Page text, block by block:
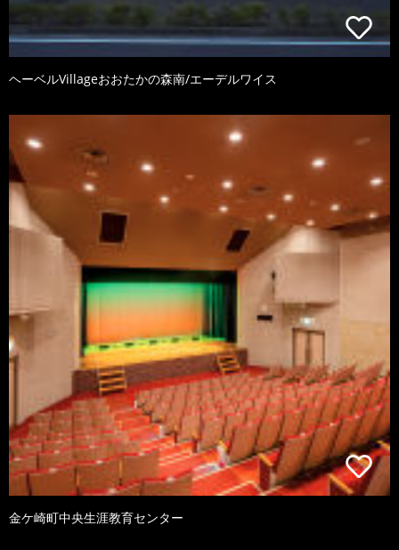
ヘーベルVillageおおたかの森南/エーデルワイス
金ケ崎町中央生涯教育センター